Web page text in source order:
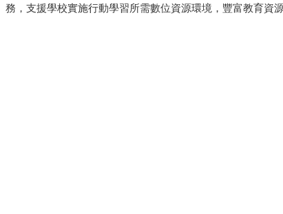
務，支援學校實施行動學習所需數位資源環境，豐富教育資